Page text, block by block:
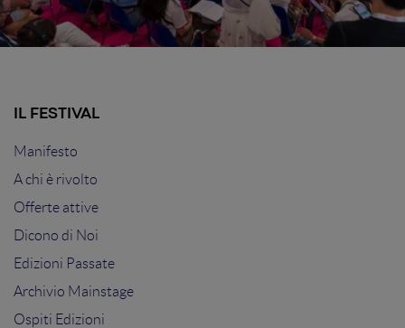
IL FESTIVAL
Manifesto
A chi è rivolto
Offerte attive
Dicono di Noi
Edizioni Passate
Archivio Mainstage
Ospiti Edizioni